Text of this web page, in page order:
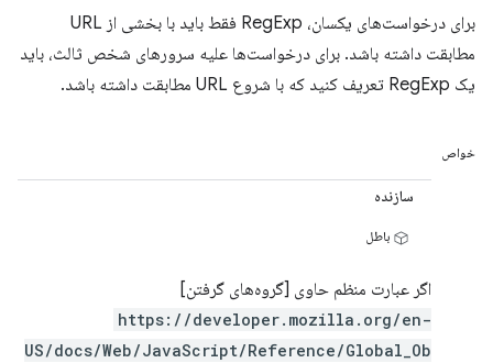
برای درخواست‌های یکسان، RegExp فقط باید با بخشی از URL
مطابقت داشته باشد. برای درخواست‌ها علیه سرورهای شخص ثالث، باید
یک RegExp تعریف کنید که با شروع URL مطابقت داشته باشد.
خواص
سازنده
باطل
اگر عبارت منظم حاوی [گروه‌های گرفتن]
https://developer.mozilla.org/en-
US/docs/Web/JavaScript/Reference/Global_Ob